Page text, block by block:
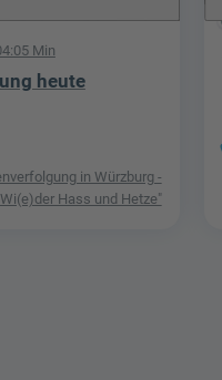
Min
heute
in Würzburg -
Wi(e)der Hass und Hetze"